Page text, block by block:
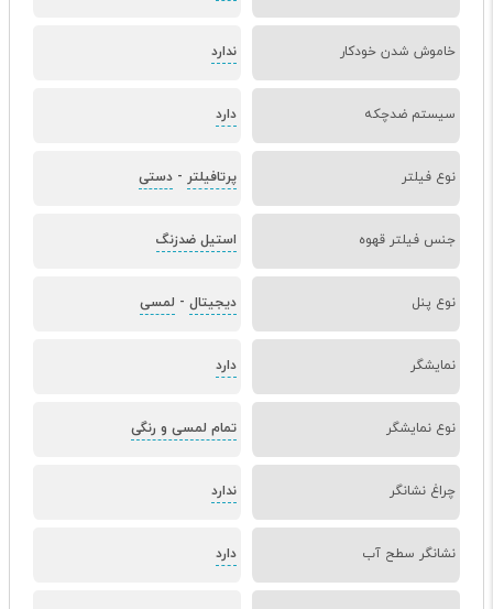
خاموش شدن خودکار ندارد
سیستم ضدچکه دارد
نوع فیلتر پرتافیلتر - دستی
جنس فیلتر قهوه استیل ضدزنگ
نوع پنل دیجیتال - لمسی
نمایشگر دارد
نوع نمایشگر تمام لمسی و رنگی
چراغ نشانگر ندارد
نشانگر سطح آب دارد